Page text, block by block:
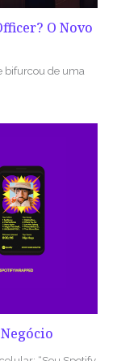
O Novo
bifurcou de uma